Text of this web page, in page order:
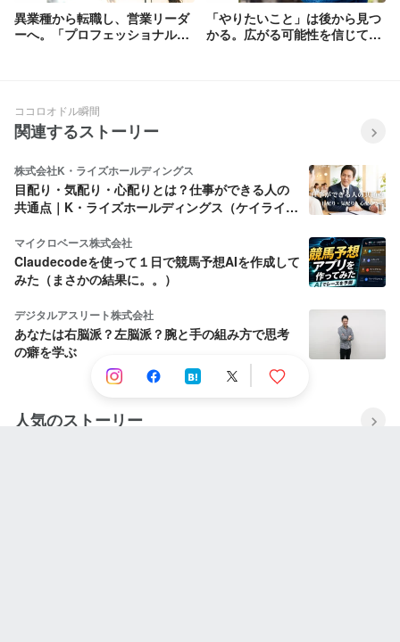
異業種から転職し、営業リーダ
ーへ。「プロフェッショナル」
「やりたいこと」は後から見つ
かる。広がる可能性を信じて飛
ココロオドル瞬間
関連するストーリー
株式会社K・ライズホールディングス
目配り・気配り・心配りとは？仕事ができる人の
共通点｜K・ライズホールディングス（ケイライ
マイクロベース株式会社
Claudecodeを使って１日で競馬予想AIを作成して
みた（まさかの結果に。。）
デジタルアスリート株式会社
あなたは右脳派？左脳派？腕と手の組み方で思考
の癖を学ぶ
人気のストーリー